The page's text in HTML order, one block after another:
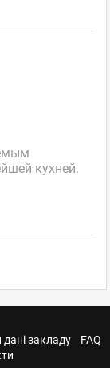
кухней.
дані закладу
FAQ